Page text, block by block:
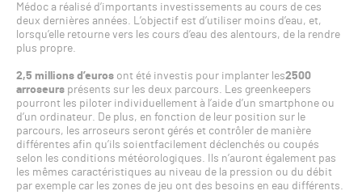
Médoc a réalisé d’importants investissements au cours de ces
deux dernières années. L’objectif est d’utiliser moins d’eau, et,
lorsqu’elle retourne vers les cours d’eau des alentours, de la rendre
plus propre.
2,5 millions d’eurosont été investis pour implanter les2500
arroseursprésents sur les deux parcours. Les greenkeepers
pourront les piloter individuellement à l’aide d’un smartphone ou
d’un ordinateur. De plus, en fonction de leur position sur le
parcours, les arroseurs seront gérés et contrôler de manière
différentes afin qu’ils soientfacilement déclenchés ou coupés
selon les conditions météorologiques. Ils n’auront également pas
les mêmes caractéristiques au niveau de la pression ou du débit
par exemple car les zones de jeu ont des besoins en eau différents.